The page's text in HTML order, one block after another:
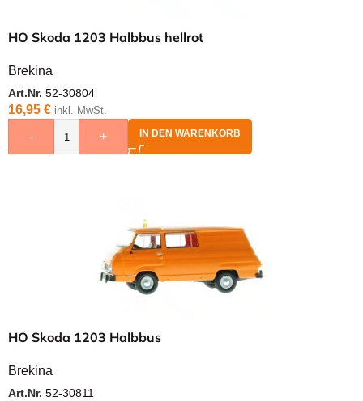
HO Skoda 1203 Halbbus hellrot
Brekina
Art.Nr. 52-30804
16,95 € inkl. MwSt.
- + IN DEN WARENKORB
HO Skoda 1203 Halbbus
Brekina
Art.Nr. 52-30811